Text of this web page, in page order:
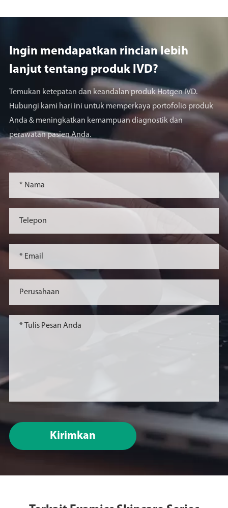
Ingin mendapatkan rincian lebih
lanjut tentang produk lVD?
Temukan ketepatan dan keandalan produk Hotgen IVD.
Hubungi kami hari ini untuk memperkaya portofolio produk
Anda & meningkatkan kemampuan diagnostik dan
perawatan pasien Anda.
Kirimkan